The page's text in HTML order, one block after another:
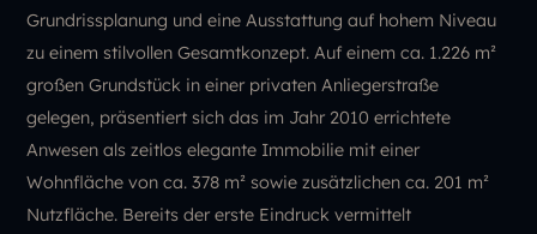
Grundrissplanung und eine Ausstattung auf hohem Niveau
zu einem stilvollen Gesamtkonzept. Auf einem ca. 1.226 m²
großen Grundstück in einer privaten Anliegerstraße
gelegen, präsentiert sich das im Jahr 2010 errichtete
Anwesen als zeitlos elegante Immobilie mit einer
Wohnfläche von ca. 378 m² sowie zusätzlichen ca. 201 m²
Nutzfläche. Bereits der erste Eindruck vermittelt